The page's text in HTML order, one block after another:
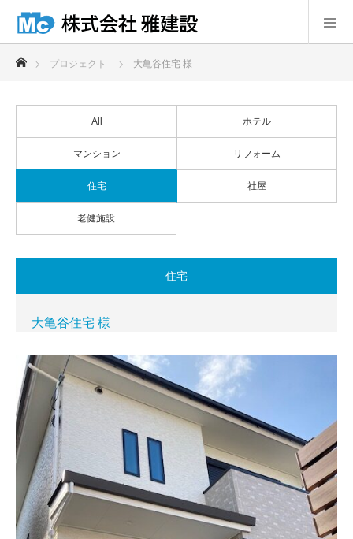
プロジェクト 大亀谷住宅 様
All ホテル
マンション リフォーム
住宅 社屋
老健施設
住宅
大亀谷住宅 様